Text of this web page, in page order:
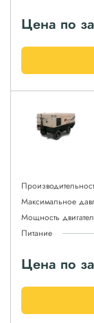
Цена по
Максимальное
Мощность
Питание
Цена по